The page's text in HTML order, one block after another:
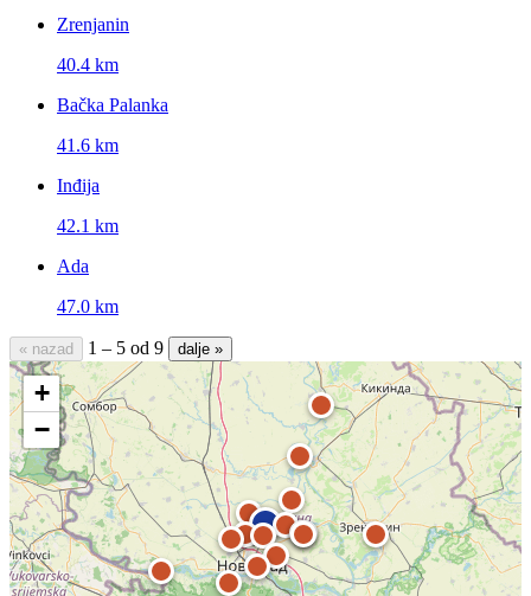
Zrenjanin
40.4 km
Bačka Palanka
41.6 km
Inđija
42.1 km
Ada
47.0 km
« nazad 1 – 5 od 9 dalje »
+
−